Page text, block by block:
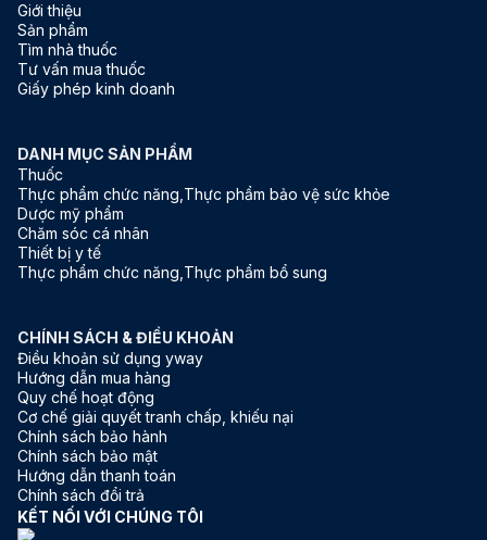
Giới thiệu
Sản phẩm
Tìm nhà thuốc
Tư vấn mua thuốc
Giấy phép kinh doanh
DANH MỤC SẢN PHẨM
Thuốc
Thực phẩm chức năng,Thực phẩm bảo vệ sức khỏe
Dược mỹ phẩm
Chăm sóc cá nhân
Thiết bị y tế
Thực phẩm chức năng,Thực phẩm bổ sung
CHÍNH SÁCH & ĐIỀU KHOẢN
Điều khoản sử dụng yway
Hướng dẫn mua hàng
Quy chế hoạt động
Cơ chế giải quyết tranh chấp, khiếu nại
Chính sách bảo hành
Chính sách bảo mật
Hướng dẫn thanh toán
Chính sách đổi trả
KẾT NỐI VỚI CHÚNG TÔI